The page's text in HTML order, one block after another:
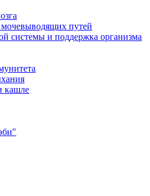
путей
системы и поддержка организма
кашле